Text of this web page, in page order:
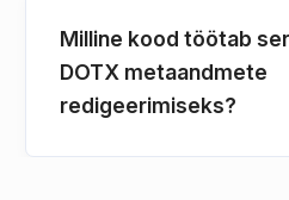
Milline kood töötab
DOTX metaandmete
redigeerimiseks?